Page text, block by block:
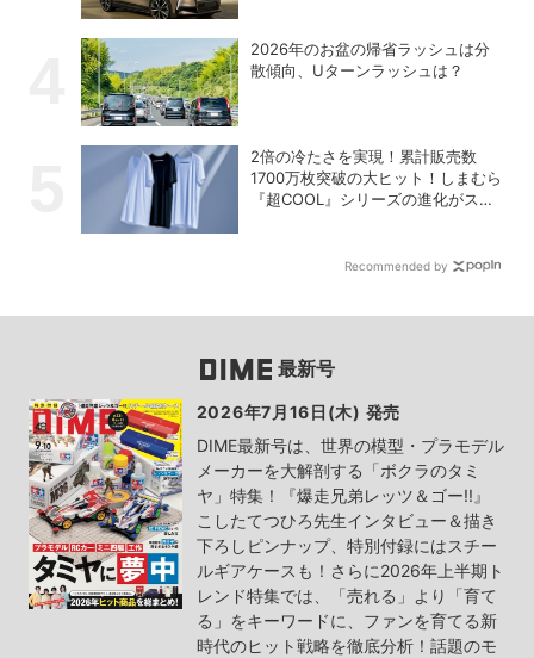
2026年のお盆の帰省ラッシュは分
散傾向、Uターンラッシュは？
2倍の冷たさを実現！累計販売数
1700万枚突破の大ヒット！しまむら
『超COOL』シリーズの進化がスゴ
Recommended by
最新号
2026年7月16日(木) 発売
DIME最新号は、世界の模型・プラモデル
メーカーを大解剖する「ボクラのタミ
ヤ」特集！『爆走兄弟レッツ＆ゴー!!』
こしたてつひろ先生インタビュー＆描き
下ろしピンナップ、特別付録にはスチー
ルギアケースも！さらに2026年上半期ト
レンド特集では、「売れる」より「育て
る」をキーワードに、ファンを育てる新
時代のヒット戦略を徹底分析！話題のモ